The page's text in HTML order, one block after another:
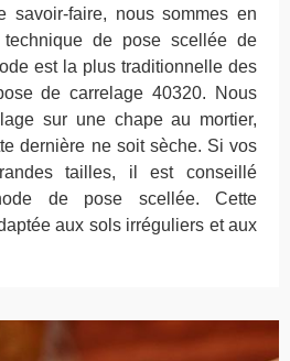
savoir-faire, nous sommes en
technique de pose scellée de
est la plus traditionnelle des
de carrelage 40320. Nous
sur une chape au mortier,
dernière ne soit sèche. Si vos
tailles, il est conseillé
de pose scellée. Cette
aux sols irréguliers et aux